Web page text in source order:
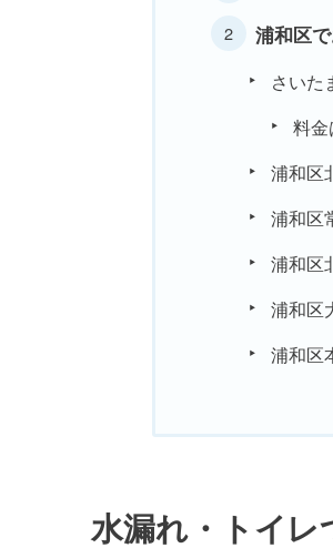
浦和区
さいた
料金
浦和区
浦和区
浦和区
浦和区
浦和区
水漏れ・トイレ